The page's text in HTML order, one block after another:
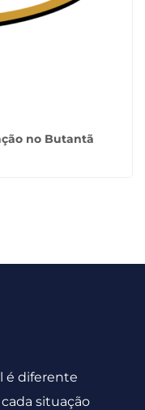
no Butantã
é diferente
situação